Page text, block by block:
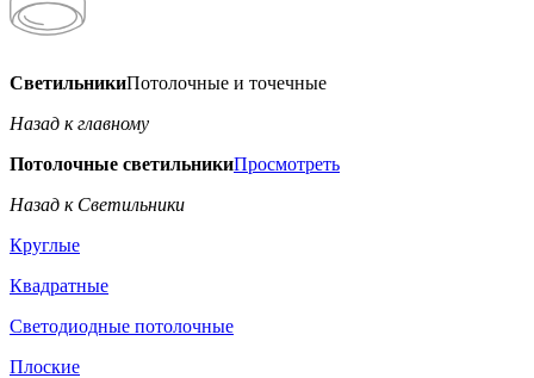
СветильникиПотолочные и точечные
Назад к главному
Потолочные светильникиПросмотреть
Назад к Светильники
Круглые
Квадратные
Светодиодные потолочные
Плоские